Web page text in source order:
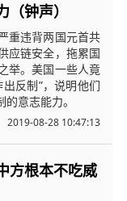
钟声）
重违背两国元首共
应链安全，拖累国
举。美国一些人竟
反制”，说明他们
意志能力。
2019-08-28 10:47:13
方根本不吃威